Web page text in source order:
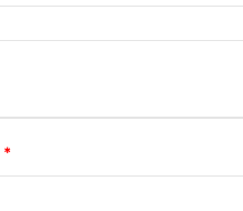
*